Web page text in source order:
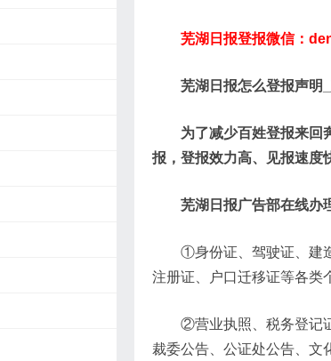
芜湖日报登报微信：
芜湖日报怎么登报声明
为了减少百姓登报来回
报，登报效力高、见报速度
芜湖日报广告部在线办
①身份证、驾驶证、建
注册证、户口迁移证等各类
②营业执照、税务登记
裁委公告、公证处公告、文